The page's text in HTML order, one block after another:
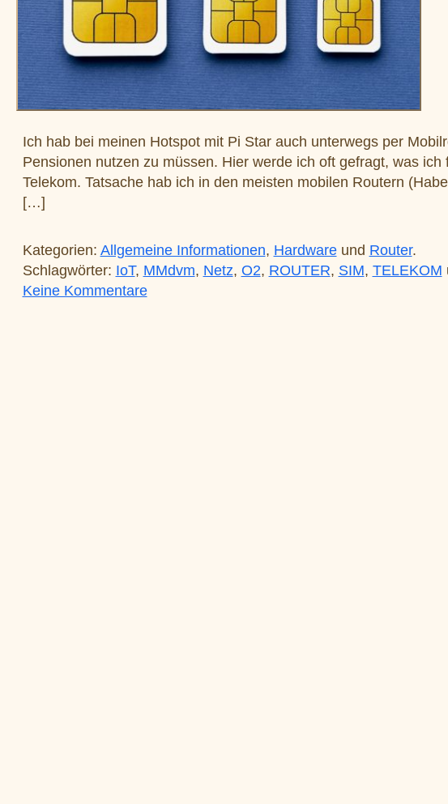
Ich hab bei meinen Hotspot mit Pi Star auch unterwegs per
Pensionen nutzen zu müssen. Hier werde ich oft gefragt, was
Telekom. Tatsache hab ich in den meisten mobilen Routern
[…]
Kategorien: Allgemeine Informationen, Hardwareund Router.
Schlagwörter: IoT, MMdvm, Netz, O2, ROUTER, SIM, TELEKOM
Keine Kommentarezu SIM Karten für MMDVM